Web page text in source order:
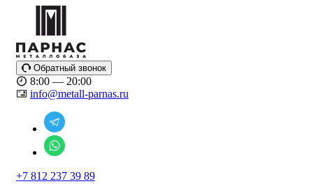
Обратный звонок
8:00 — 20:00
info@metall-parnas.ru
+7 812 237 39 89